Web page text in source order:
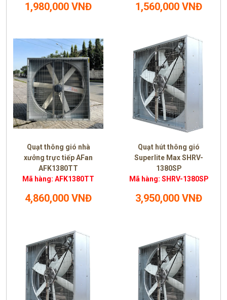
1,980,000 VNĐ 1,560,000 VNĐ
Quạt thông gió nhà
xưởng trực tiếp AFan
AFK1380TT
Mã hàng: AFK1380TT
4,860,000 VNĐ
Quạt hút thông gió
Superlite Max SHRV-
1380SP
Mã hàng: SHRV-1380SP
3,950,000 VNĐ